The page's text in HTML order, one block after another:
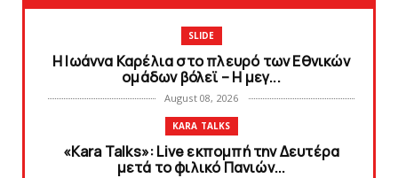
SLIDE
Η Ιωάννα Καρέλια στο πλευρό των Εθνικών
ομάδων βόλεϊ – H μεγ...
August 08, 2026
KARA TALKS
«Kara Talks»: Live εκπομπή την Δευτέρα
μετά το φιλικό Πανιών...